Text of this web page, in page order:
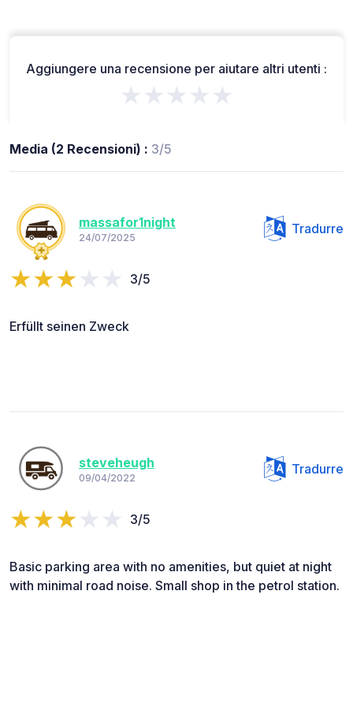
Aggiungere una recensione per aiutare altri utenti :
★★★★★
Media (2 Recensioni) : 3/5
massafor1night
24/07/2025
Tradurre
3/5
Erfüllt seinen Zweck
steveheugh
09/04/2022
Tradurre
3/5
Basic parking area with no amenities, but quiet at night
with minimal road noise. Small shop in the petrol station.